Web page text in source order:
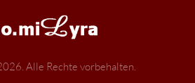
Alle Rechte vorbehalten.